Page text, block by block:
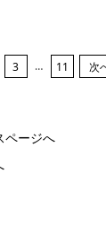
3 … 11 次
ページへ